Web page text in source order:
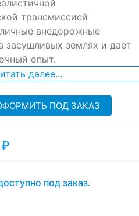
трансмиссией
внедорожные
засушливых землях и дает
опыт.
далее...
ПОД ЗАКАЗ
₽
под заказ.